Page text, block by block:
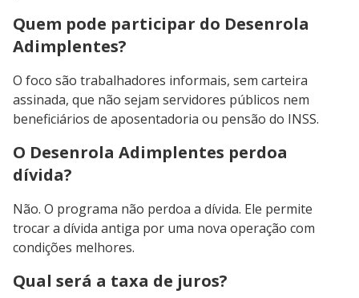
Quem pode participar do Desenrola
Adimplentes?
O foco são trabalhadores informais, sem carteira
assinada, que não sejam servidores públicos nem
beneficiários de aposentadoria ou pensão do INSS.
O Desenrola Adimplentes perdoa
dívida?
Não. O programa não perdoa a dívida. Ele permite
trocar a dívida antiga por uma nova operação com
condições melhores.
Qual será a taxa de juros?